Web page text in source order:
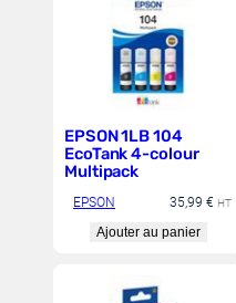
EPSON 1LB 104
EcoTank 4-colour
Multipack
EPSON 35,99 € HT
Ajouter au panier